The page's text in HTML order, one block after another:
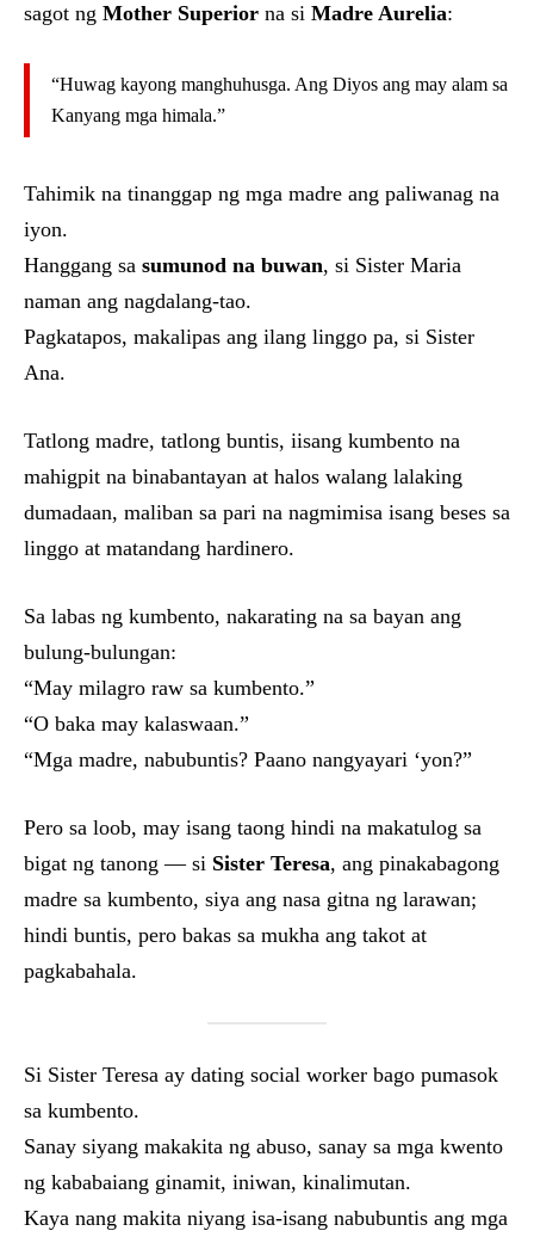
sagot ng Mother Superior na si Madre Aurelia:
“Huwag kayong manghuhusga. Ang Diyos ang may alam sa
Kanyang mga himala.”
Tahimik na tinanggap ng mga madre ang paliwanag na
iyon.
Hanggang sa sumunod na buwan, si Sister Maria
naman ang nagdalang-tao.
Pagkatapos, makalipas ang ilang linggo pa, si Sister
Ana.
Tatlong madre, tatlong buntis, iisang kumbento na
mahigpit na binabantayan at halos walang lalaking
dumadaan, maliban sa pari na nagmimisa isang beses sa
linggo at matandang hardinero.
Sa labas ng kumbento, nakarating na sa bayan ang
bulung-bulungan:
“May milagro raw sa kumbento.”
“O baka may kalaswaan.”
“Mga madre, nabubuntis? Paano nangyayari ‘yon?”
Pero sa loob, may isang taong hindi na makatulog sa
bigat ng tanong — si Sister Teresa, ang pinakabagong
madre sa kumbento, siya ang nasa gitna ng larawan;
hindi buntis, pero bakas sa mukha ang takot at
pagkabahala.
Si Sister Teresa ay dating social worker bago pumasok
sa kumbento.
Sanay siyang makakita ng abuso, sanay sa mga kwento
ng kababaiang ginamit, iniwan, kinalimutan.
Kaya nang makita niyang isa-isang nabubuntis ang mga